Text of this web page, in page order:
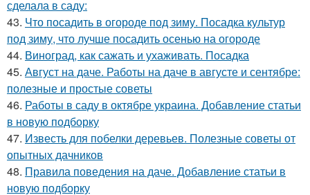
сделала в саду:
43. Что посадить в огороде под зиму. Посадка культур
под зиму, что лучше посадить осенью на огороде
44. Виноград, как сажать и ухаживать. Посадка
45. Август на даче. Работы на даче в августе и сентябре:
полезные и простые советы
46. Работы в саду в октябре украина. Добавление статьи
в новую подборку
47. Известь для побелки деревьев. Полезные советы от
опытных дачников
48. Правила поведения на даче. Добавление статьи в
новую подборку